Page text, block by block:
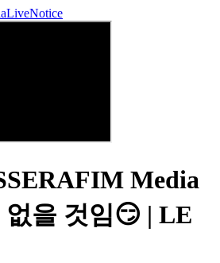
LiveNotice
Media
을 것임😏 | LE